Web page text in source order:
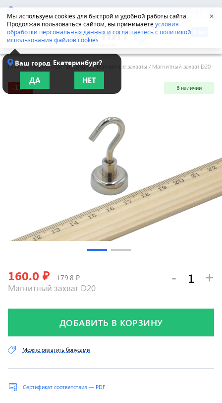
Мы используем cookies для быстрой и удобной работы сайта.
Продолжая пользоваться сайтом, вы принимаетеусловия
обработки персональных данных и соглашаетесь с политикой
использования файлов cookies
✕
Челябинск 8-800-555-42-96
Ваш город Екатеринбург?
ДА НЕТ
Главная /Магнитная продукция/Магнитные захваты /Магнитный захват D20
-11 % В наличии
Магнитный захват D20
160.0 ₽ 179.8 ₽ - +
ДОБАВИТЬ В КОРЗИНУ
Сертификат соответствия — PDF
Можно оплатить бонусами